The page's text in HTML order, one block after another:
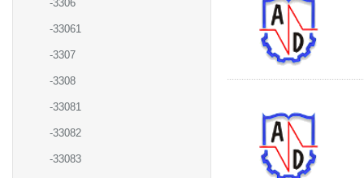
-3306
-33061
-3307
-3308
-33081
-33082
-33083